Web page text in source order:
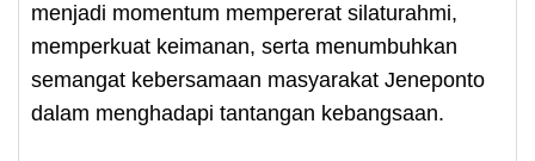
menjadi momentum mempererat silaturahmi,
memperkuat keimanan, serta menumbuhkan
semangat kebersamaan masyarakat Jeneponto
dalam menghadapi tantangan kebangsaan.